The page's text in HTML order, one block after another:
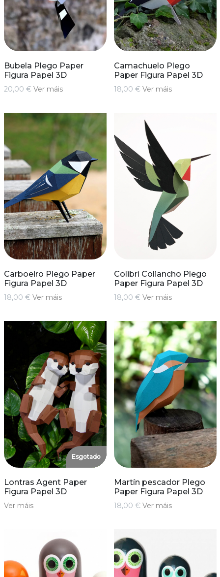
Bubela Plego Paper
Figura Papel 3D
20,00 € Ver máis
Camachuelo Plego
Paper Figura Papel 3D
18,00 € Ver máis
Carboeiro Plego Paper
Figura Papel 3D
18,00 € Ver máis
Colibrí Coliancho Plego
Paper Figura Papel 3D
18,00 € Ver máis
Esgotado
Lontras Agent Paper
Figura Papel 3D
Ver máis
Martín pescador Plego
Paper Figura Papel 3D
18,00 € Ver máis